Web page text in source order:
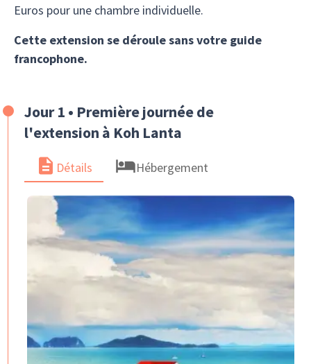
Euros pour une chambre individuelle.
Cette extension se déroule sans votre guide
francophone.
Jour 1 • Première journée de
l'extension à Koh Lanta
Détails Hébergement